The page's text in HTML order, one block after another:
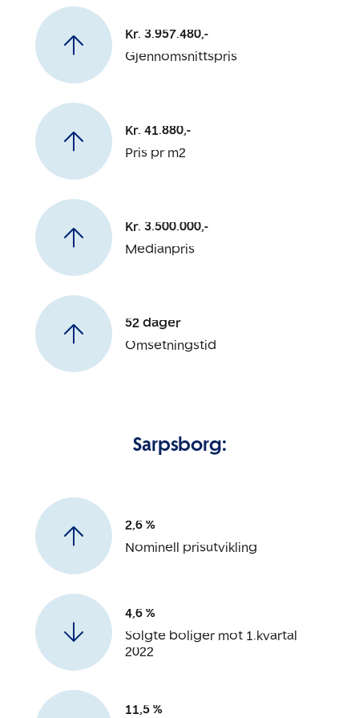
Kr. 3.957.480,-
Gjennomsnittspris
Kr. 41.880,-
Pris pr m2
Kr. 3.500.000,-
Medianpris
52 dager
Omsetningstid
Sarpsborg:
2,6 %
Nominell prisutvikling
4,6 %
Solgte boliger mot 1.kvartal
2022
11,5 %